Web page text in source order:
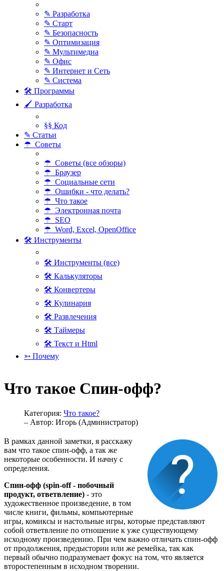
✎ Разработка
✎ Старт
✎ Безопасность
✎ Оптимизация
✎ Мультимедиа
✎ Офис
✎ Интернет и Сеть
✎ Система
🛠 Программы
🖌 Разработка
§§ Код
✎ Статьи
☂ Советы
☂ Советы (все обзоры)
☂ Браузер
☂ Социальные сети
☂ Ошибки - что делать?
☂ Что такое
☂ Электронная почта
☂ SEO
☂ Word, Excel, OpenOffice
🛠 Инструменты
🛠 Инструменты (все)
🛠 Калькуляторы
🛠 Конвертеры
🛠 Кулинария
🛠 Развлечения
🛠 Таймеры
🛠 Текст и Html
➳ Почему
Что такое Спин-офф?
Категория: Что такое?
– Автор: Игорь (Администратор)
В рамках данной заметки, я расскажу
вам что такое спин-офф, а так же
некоторые особенности. И начну с
определения.
Спин-офф (spin-off - побочный
продукт, ответвление) - это
художественное произведение, в том
числе книги, фильмы, компьютерные
игры, комиксы и настольные игры, которые представляют
собой ответвление по отношение к уже существующему
исходному произведению. При чем важно отличать спин-офф
от продолжения, предыстории или же ремейка, так как
первый обычно подразумевает фокус на том, что является
второстепенным в исходном творении.